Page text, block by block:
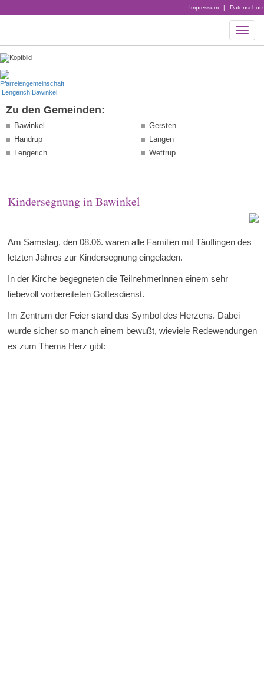
Impressum | Datenschutz
Zu den Gemeinden:
Bawinkel
Gersten
Handrup
Langen
Lengerich
Wettrup
Kindersegnung in Bawinkel
Am Samstag, den 08.06. waren alle Familien mit Täuflingen des
letzten Jahres zur Kindersegnung eingeladen.
In der Kirche begegneten die TeilnehmerInnen einem sehr
liebevoll vorbereiteten Gottesdienst.
Im Zentrum der Feier stand das Symbol des Herzens. Dabei
wurde sicher so manch einem bewußt, wieviele Redewendungen
es zum Thema Herz gibt: